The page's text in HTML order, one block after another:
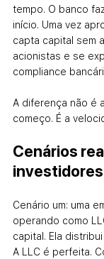
tempo. O banco
início. Uma vez
capta capital sem
acionistas e se
compliance
A diferença não é
começo. É a
Cenários
investidores
Cenário um: uma
operando como
capital. Ela
A LLC é perfeita.